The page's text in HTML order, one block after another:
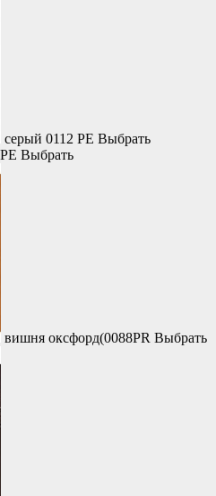
серый 0112 PE Выбрать
Выбрать
вишня оксфорд(0088PR Выбрать